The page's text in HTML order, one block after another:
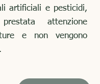
artificiali e pesticidi,
attenzione
e non vengono